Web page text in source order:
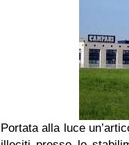
Portata alla luce